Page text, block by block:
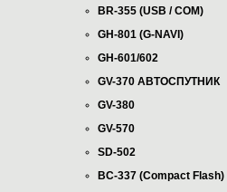
BR-355 (USB / COM)
GH-801 (G-NAVI)
GH-601/602
GV-370 АВТОСПУТНИК
GV-380
GV-570
SD-502
BC-337 (Compact Flash)